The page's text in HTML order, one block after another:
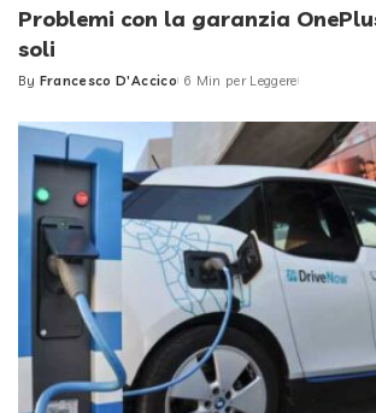
Problemi con la garanzia
soli
Posted
By Francesco D'Accico 6 Min per Leggere